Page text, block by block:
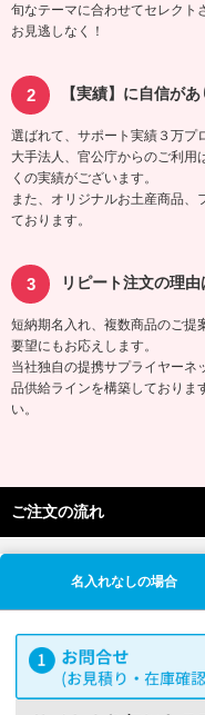
旬なテーマに合わせてセレクト
お見逃しなく！
【実績】に自信があ
選ばれて、サポート実績３万プ
大手法人、官公庁からのご利用
くの実績がございます。
また、オリジナルお土産商品、
ております。
リピート注文の理
短納期名入れ、複数商品のご提
要望にもお応えします。
当社独自の提携サプライヤーネ
品供給ラインを構築しておりま
い。
ご注文の流れ
名入れなしの場合